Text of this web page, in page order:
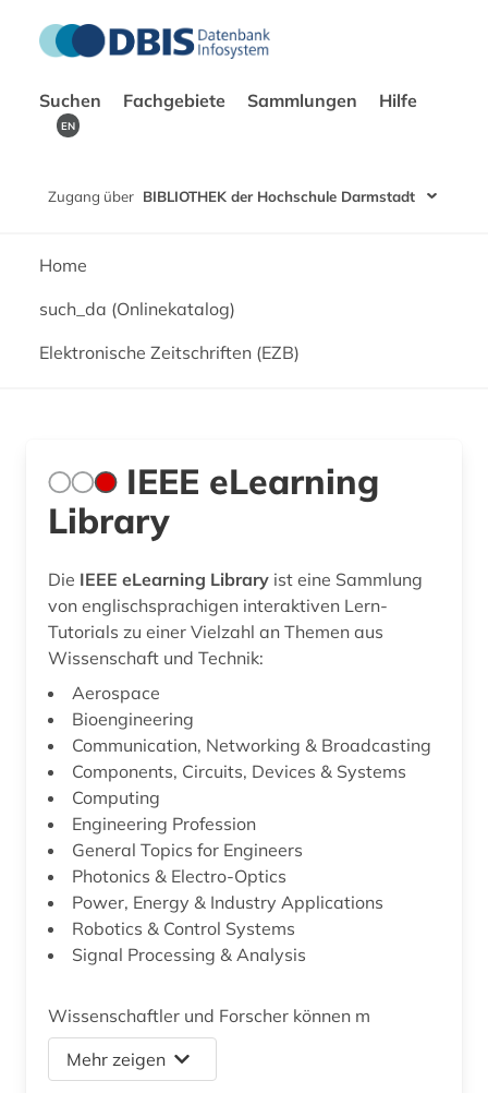
Suchen Fachgebiete Sammlungen Hilfe
EN
Zugang über BIBLIOTHEK der Hochschule Darmstadt
Home
such_da (Onlinekatalog)
Elektronische Zeitschriften (EZB)
IEEE eLearning
Library
Die IEEE eLearning Library ist eine Sammlung
von englischsprachigen interaktiven Lern-
Tutorials zu einer Vielzahl an Themen aus
Wissenschaft und Technik:
Aerospace
Bioengineering
Communication, Networking & Broadcasting
Components, Circuits, Devices & Systems
Computing
Engineering Profession
General Topics for Engineers
Photonics & Electro-Optics
Power, Energy & Industry Applications
Robotics & Control Systems
Signal Processing & Analysis
Wissenschaftler und Forscher können m
Mehr zeigen